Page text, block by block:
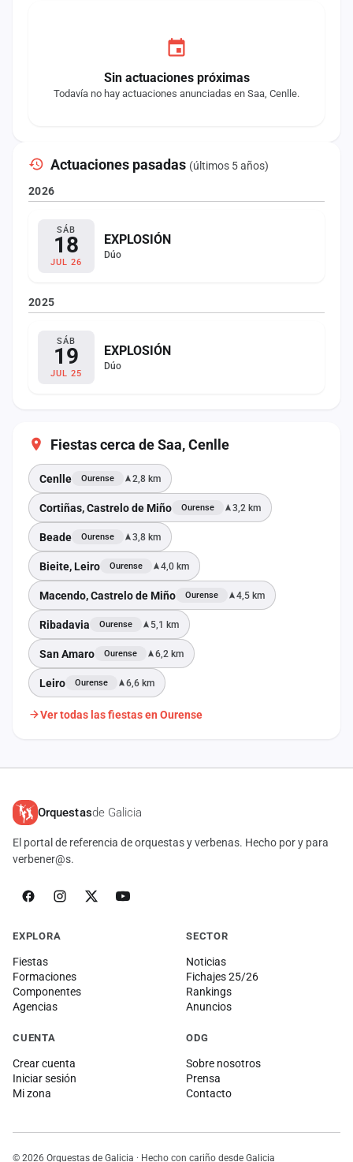
Sin actuaciones próximas
Todavía no hay actuaciones anunciadas en Saa, Cenlle.
Actuaciones pasadas (últimos 5 años)
2026
SÁB
18
JUL 26
EXPLOSIÓN
Dúo
2025
SÁB
19
JUL 25
EXPLOSIÓN
Dúo
Fiestas cerca de Saa, Cenlle
Cenlle Ourense 2,8 km
Cortiñas, Castrelo de Miño Ourense 3,2 km
Beade Ourense 3,8 km
Bieite, Leiro Ourense 4,0 km
Macendo, Castrelo de Miño Ourense 4,5 km
Ribadavia Ourense 5,1 km
San Amaro Ourense 6,2 km
Leiro Ourense 6,6 km
Ver todas las fiestas en Ourense
Orquestasde Galicia
El portal de referencia de orquestas y verbenas. Hecho por y para
verbener@s.
EXPLORA
Fiestas
Formaciones
Componentes
Agencias
SECTOR
Noticias
Fichajes 25/26
Rankings
Anuncios
CUENTA
Crear cuenta
Iniciar sesión
Mi zona
ODG
Sobre nosotros
Prensa
Contacto
© 2026 Orquestas de Galicia · Hecho con cariño desde Galicia